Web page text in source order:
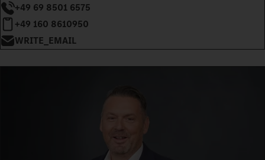
+49 69 8501 6575
+49 160 8610950
WRITE_EMAIL